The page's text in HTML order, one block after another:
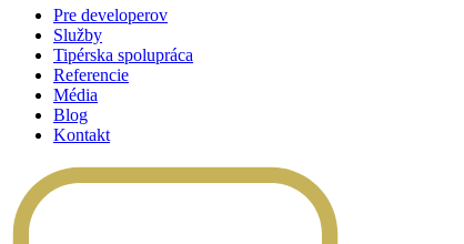
Pre developerov
Služby
Tipérska spolupráca
Referencie
Média
Blog
Kontakt